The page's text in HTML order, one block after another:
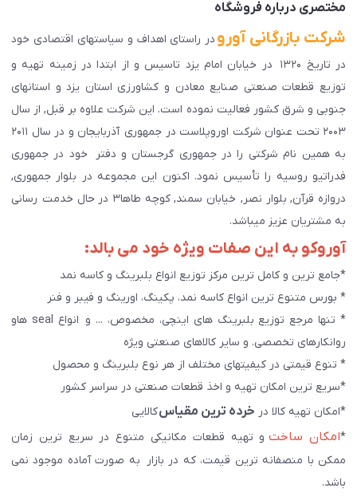
مختصری درباره فروشگاه
شرکت بازرگانی آورو در راستای اهداف و سیاستهای اقتصادی خود
در تاریخ ۱۳۲۰ در خیابان امام یزد تاسیس و از ابتدا در زمینه تهیه و
توزیع قطعات صنعتی صنایع معادن و کشاورزی استان یزد و استانهای
جنوبی و شرق کشور فعالیت نموده است. این شرکت علاوه بر قبل, از سال
۲۰۰۳ تحت عنوان شرکت اوروپلاست در جمهوری آذربایجان و در سال ۲۰۱۱
به همین نام شرکتی را در جمهوری گرجستان و دفتر خود در جمهوری
فدراتیو روسیه را تأسیس نمود. اکنون این مجموعه در بلوار جمهوری,
دروازه قرآن, بلوار نصر, خیابان سمند, کوچه طاها۳ در حال خدمت رسانی
به مشتریان عزیز میباشد.
آوروکو به این صفات ویژه خود می بالد:
*جامع ترین و کامل ترین مرکز توزیع انواع بلبرینگ و کاسه نمد
* بورس متنوع ترین انواع کاسه نمد، پکینگ، اورینگ و فیبر و فنر
* تنها مرجع توزیع بلبرینگ های اینچی، مخصوص، ... و انواع seal هاو
روانکارهای تخصصی. و سایر کالاهای صنعتی ويژه
* تنوع قیمتی در کیفیتهای مختلف از هر نوع بلبرینگ و محصول
*سریع ترین امکان تهیه و اخذ قطعات صنعتی در سراسر کشور
*امکان تهیه کالا در خرده ترین مقیاسکالایی
*امکان ساختو تهیه قطعات مکانیکی متنوع در سریع ترین زمان
ممکن با منصفانه ترین قیمت، که در بازار به صورت آماده موجود نمی
باشد.